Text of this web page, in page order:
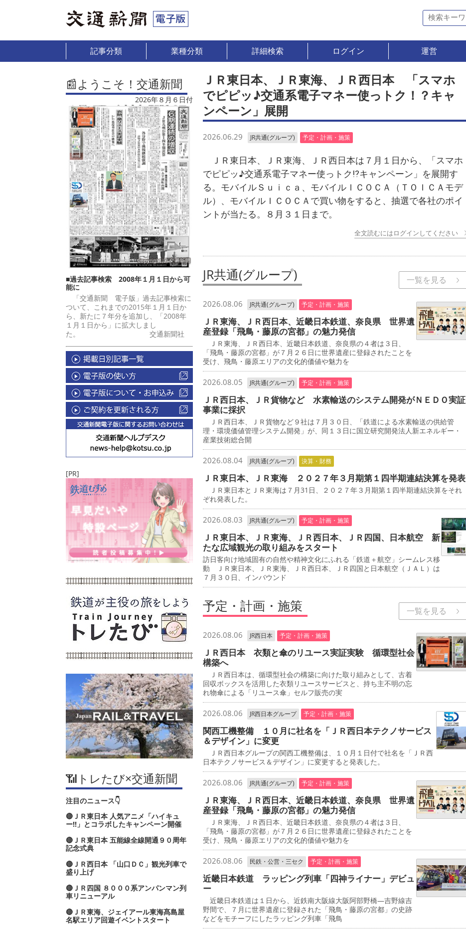
記事分類 業種分類 詳細検索 ログイン 運営
📰ようこそ！交通新聞
2026年８月６日付
■過去記事検索 2008年１月１日から可
能に
「交通新聞 電子版」過去記事検索に
ついて、これまでの2015年１月１日か
ら、新たに７年分を追加し、「2008年
１月１日から」に拡大しまし
た。 交通新聞社
[PR]
📶トレたび×交通新聞
注目のニュース👇
🔴ＪＲ東日本 人気アニメ「ハイキュ
ー‼」とコラボしたキャンペーン開催
🔴ＪＲ東日本 五能線全線開通９０周年
記念式典
🔴ＪＲ西日本 「山口ＤＣ」観光列車で
盛り上げ
🔴ＪＲ四国 ８０００系アンパンマン列
車リニューアル
🔴ＪＲ東海、ジェイアール東海髙島屋
名駅エリア回遊イベントスタート
ＪＲ東日本、ＪＲ東海、ＪＲ西日本 「スマホ
でピピッ♪交通系電子マネー使っトク！？キャ
ンペーン」展開
2026.06.29 JR共通(グループ) 予定・計画・施策
ＪＲ東日本、ＪＲ東海、ＪＲ西日本は７月１日から、「スマホ
でピピッ♪交通系電子マネー使っトク⁉キャンペーン」を展開す
る。モバイルＳｕｉｃａ、モバイルＩＣＯＣＡ（ＴＯＩＣＡモデ
ル）、モバイルＩＣＯＣＡで買い物をすると、抽選で各社のポイ
ントが当たる。８月３１日まで。
全文読むにはログインしてください
JR共通(グループ) 一覧を見る
2026.08.06 JR共通(グループ) 予定・計画・施策
ＪＲ東海、ＪＲ西日本、近畿日本鉄道、奈良県 世界遺
産登録「飛鳥・藤原の宮都」の魅力発信
ＪＲ東海、ＪＲ西日本、近畿日本鉄道、奈良県の４者は３日、
「飛鳥・藤原の宮都」が７月２６日に世界遺産に登録されたことを
受け、飛鳥・藤原エリアの文化的価値や魅力を
2026.08.05 JR共通(グループ) 予定・計画・施策
ＪＲ西日本、ＪＲ貨物など 水素輸送のシステム開発がＮＥＤＯ実証
事業に採択
ＪＲ西日本、ＪＲ貨物など９社は７月３０日、「鉄道による水素輸送の供給管
理・環境価値管理システム開発」が、同１３日に国立研究開発法人新エネルギー・
産業技術総合開
2026.08.04 JR共通(グループ) 決算・財務
ＪＲ東日本、ＪＲ東海 ２０２７年３月期第１四半期連結決算を発表
ＪＲ東日本とＪＲ東海は７月31日、２０２７年３月期第１四半期連結決算をそれ
ぞれ発表した。
2026.08.03 JR共通(グループ) 予定・計画・施策
ＪＲ東日本、ＪＲ東海、ＪＲ西日本、ＪＲ四国、日本航空 新
たな広域観光の取り組みをスタート
訪日客向け地域固有の自然や精神文化にふれる「鉄道＋航空」シームレス移
動 ＪＲ東日本、ＪＲ東海、ＪＲ西日本、ＪＲ四国と日本航空（ＪＡＬ）は
７月３０日、インバウンド
予定・計画・施策 一覧を見る
2026.08.06 JR西日本 予定・計画・施策
ＪＲ西日本 衣類と傘のリユース実証実験 循環型社会
構築へ
ＪＲ西日本は、循環型社会の構築に向けた取り組みとして、古着
回収ボックスを活用した衣類リユースサービスと、持ち主不明の忘
れ物傘による「リユース傘」セルフ販売の実
2026.08.06 JR西日本グループ 予定・計画・施策
関西工機整備 １０月に社名を「ＪＲ西日本テクノサービス
＆デザイン」に変更
ＪＲ西日本グループの関西工機整備は、１０月１日付で社名を「ＪＲ西
日本テクノサービス＆デザイン」に変更すると発表した。
2026.08.06 JR共通(グループ) 予定・計画・施策
ＪＲ東海、ＪＲ西日本、近畿日本鉄道、奈良県 世界遺
産登録「飛鳥・藤原の宮都」の魅力発信
ＪＲ東海、ＪＲ西日本、近畿日本鉄道、奈良県の４者は３日、
「飛鳥・藤原の宮都」が７月２６日に世界遺産に登録されたことを
受け、飛鳥・藤原エリアの文化的価値や魅力を
2026.08.06 民鉄・公営・三セク 予定・計画・施策
近畿日本鉄道 ラッピング列車「四神ライナー」デビュ
ー
近畿日本鉄道は１日から、近鉄南大阪線大阪阿部野橋―吉野線吉
野間で、７月に世界遺産に登録された「飛鳥・藤原の宮都」の史跡
などをモチーフにしたラッピング列車「飛鳥